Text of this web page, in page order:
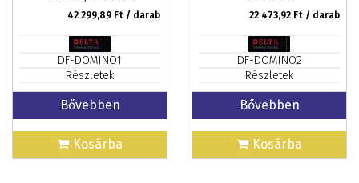
42 299,89 Ft / darab
DF-DOMINO1
Részletek
Bővebben
Kosárba
22 473,92 Ft / darab
DF-DOMINO2
Részletek
Bővebben
Kosárba